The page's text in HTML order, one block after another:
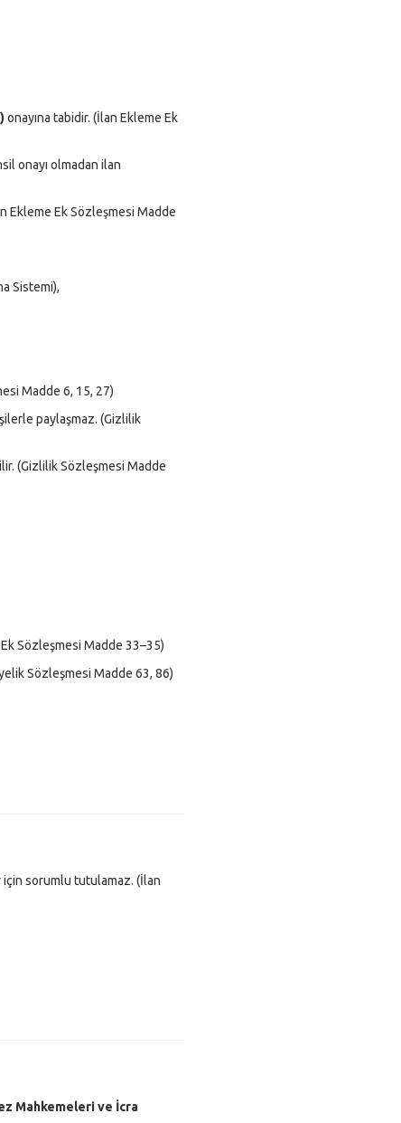
onayına tabidir. (İlan Ekleme Ek
onayı olmadan ilan
Ekleme Ek Sözleşmesi Madde
Sistemi),
Madde 6, 15, 27)
paylaşmaz. (Gizlilik
(Gizlilik Sözleşmesi Madde
Sözleşmesi Madde 33–35)
Sözleşmesi Madde 63, 86)
için sorumlu tutulamaz. (İlan
Mahkemeleri ve İcra